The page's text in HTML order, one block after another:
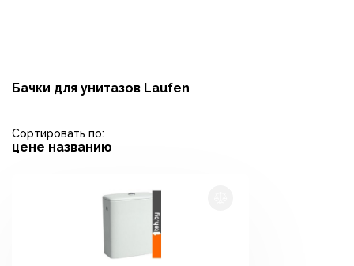
Бачки для унитазов Laufen
Сортировать по:
цене названию